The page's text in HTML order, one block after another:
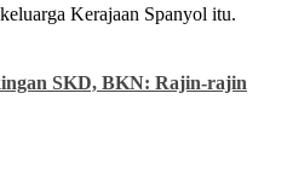
Kerajaan Spanyol itu.
SKD, BKN: Rajin-rajin